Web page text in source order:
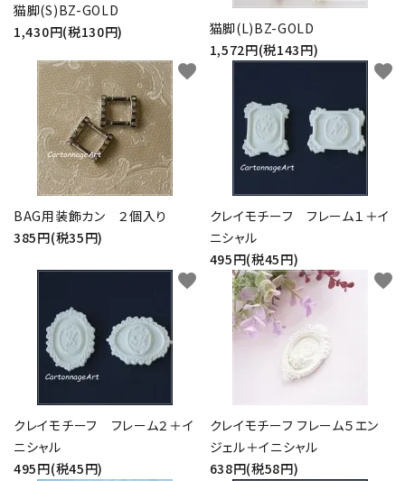
フルキット
Jolipapier
デコレーション材料
道具類
コンテンツ
ガイドライン
猫脚(S)BZ-GOLD
1,430円(税130円)
猫脚(L)BZ-GOLD
1,572円(税143円)
BAG用装飾カン ２個入り
385円(税35円)
favorite
クレイモチーフ フレーム１＋イ
ニシャル
495円(税45円)
favorite
クレイモチーフ フレーム２＋イ
ニシャル
495円(税45円)
favorite
クレイモチーフ フレーム５エン
ジェル＋イニシャル
638円(税58円)
favorite